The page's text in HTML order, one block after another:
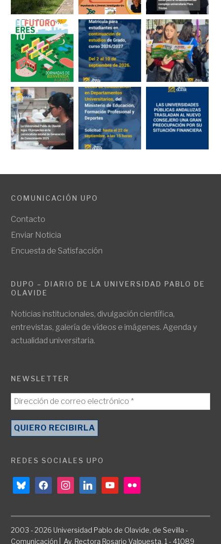
COMUNICACIÓN UPO
Contacto
Enviar Noticia
Encuesta de Satisfacción
DUPO – DIARIO DE LA UNIVERSIDAD PABLO DE
OLAVIDE
Noticias institucionales, divulgación científica,
entrevistas, galería de vídeos e imágenes. Agenda y
actualidad universitaria.
NEWSLETTER
REDES SOCIALES UPO
blueskyfacebookinstagramlinkedinyoutubeflickr
2003 - 2026 Universidad Pablo de Olavide, de Sevilla -
Comunicación | Av. Rectora Rosario Valpuesta, 1 - 41089